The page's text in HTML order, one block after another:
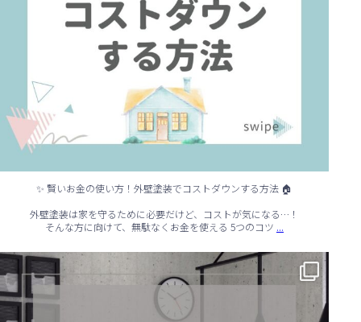
✨ 賢いお金の使い方！外壁塗装でコストダウンする方法 🏠
外壁塗装は家を守るために必要だけど、コストが気になる…！
そんな方に向けて、無駄なくお金を使える 5つのコツ ...
✨ シンプルでもおしゃれ！インテリアの引き算テクニック ✨
...